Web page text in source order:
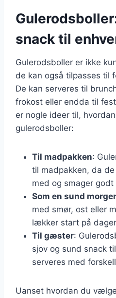
snack til
Gulerodsboller er ikke
de kan også tilpasses til
De kan serveres til
frokost eller endda til
er nogle ideer til,
gulerodsboller:
Til madpakken:
til madpakken, da
med og smager
Som en sund
med smør, ost eller
lækker start på
Til gæster:
sjov og sund snack
serveres med
Uanset hvordan du